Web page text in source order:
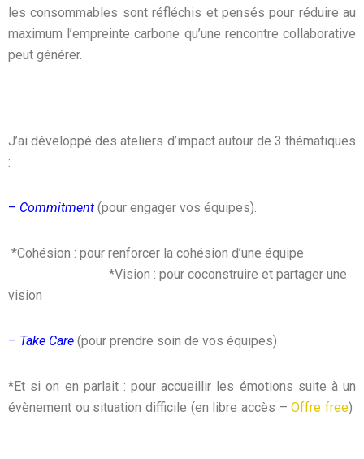
les consommables sont réfléchis et pensés pour réduire au
maximum l’empreinte carbone qu’une rencontre collaborative
peut générer.
J’ai développé des ateliers d’impact autour de 3 thématiques
:
– Commitment (pour engager vos équipes).
*Cohésion : pour renforcer la cohésion d’une équipe
*Vision : pour coconstruire et partager une
vision
– Take Care (pour prendre soin de vos équipes)
*Et si on en parlait : pour accueillir les émotions suite à un
évènement ou situation difficile (en libre accès –Offre free)